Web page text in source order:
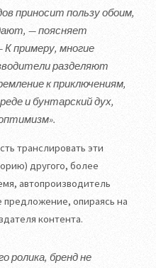
приносит пользу обоим,
— поясняет
примеру, многие
разделяют
к приключениям,
и бунтарский дух,
транслировать эти
другого, более
автопроизводитель
опираясь на
контента.
ролика, бренд не